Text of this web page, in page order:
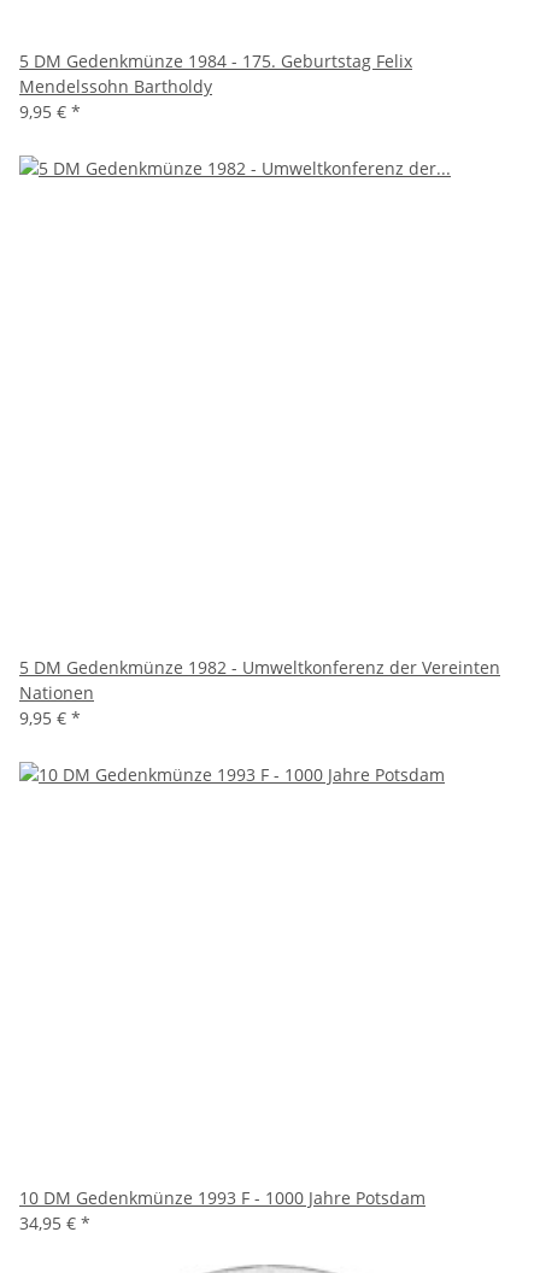
5 DM Gedenkmünze 1984 - 175. Geburtstag Felix
Mendelssohn Bartholdy
9,95 € *
5 DM Gedenkmünze 1982 - Umweltkonferenz der Vereinten
Nationen
9,95 € *
10 DM Gedenkmünze 1993 F - 1000 Jahre Potsdam
34,95 € *